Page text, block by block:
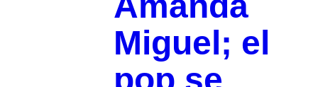
Miguel; el
pop se